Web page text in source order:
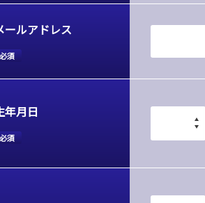
ールアドレス
須
年月日
須